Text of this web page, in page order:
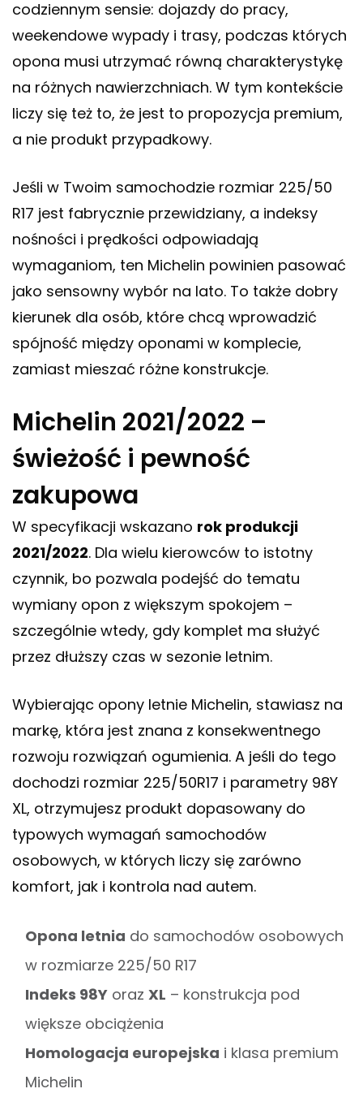
codziennym sensie: dojazdy do pracy,
weekendowe wypady i trasy, podczas których
opona musi utrzymać równą charakterystykę
na różnych nawierzchniach. W tym kontekście
liczy się też to, że jest to propozycja premium,
a nie produkt przypadkowy.
Jeśli w Twoim samochodzie rozmiar 225/50
R17 jest fabrycznie przewidziany, a indeksy
nośności i prędkości odpowiadają
wymaganiom, ten Michelin powinien pasować
jako sensowny wybór na lato. To także dobry
kierunek dla osób, które chcą wprowadzić
spójność między oponami w komplecie,
zamiast mieszać różne konstrukcje.
Michelin 2021/2022 –
świeżość i pewność
zakupowa
W specyfikacji wskazano rok produkcji
2021/2022. Dla wielu kierowców to istotny
czynnik, bo pozwala podejść do tematu
wymiany opon z większym spokojem –
szczególnie wtedy, gdy komplet ma służyć
przez dłuższy czas w sezonie letnim.
Wybierając opony letnie Michelin, stawiasz na
markę, która jest znana z konsekwentnego
rozwoju rozwiązań ogumienia. A jeśli do tego
dochodzi rozmiar 225/50R17 i parametry 98Y
XL, otrzymujesz produkt dopasowany do
typowych wymagań samochodów
osobowych, w których liczy się zarówno
komfort, jak i kontrola nad autem.
Opona letnia do samochodów osobowych
w rozmiarze 225/50 R17
Indeks 98Y oraz XL – konstrukcja pod
większe obciążenia
Homologacja europejska i klasa premium
Michelin